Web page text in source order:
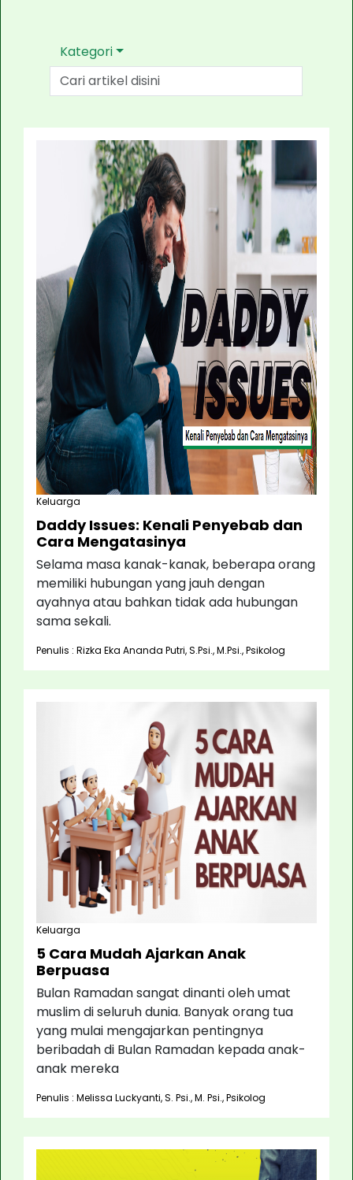
Kategori
Keluarga
Daddy Issues: Kenali Penyebab dan
Cara Mengatasinya
Selama masa kanak-kanak, beberapa orang
memiliki hubungan yang jauh dengan
ayahnya atau bahkan tidak ada hubungan
sama sekali.
Penulis : Rizka Eka Ananda Putri, S.Psi., M.Psi., Psikolog
Keluarga
5 Cara Mudah Ajarkan Anak
Berpuasa
Bulan Ramadan sangat dinanti oleh umat
muslim di seluruh dunia. Banyak orang tua
yang mulai mengajarkan pentingnya
beribadah di Bulan Ramadan kepada anak-
anak mereka
Penulis : Melissa Luckyanti, S. Psi., M. Psi., Psikolog